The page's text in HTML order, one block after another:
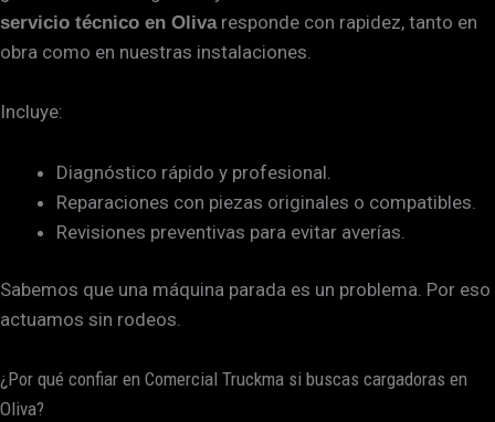
servicio técnico en Olivaresponde con rapidez, tanto en
obra como en nuestras instalaciones.
Incluye:
Diagnóstico rápido y profesional.
Reparaciones con piezas originales o compatibles.
Revisiones preventivas para evitar averías.
Sabemos que una máquina parada es un problema. Por eso
actuamos sin rodeos.
¿Por qué confiar en Comercial Truckma si buscas cargadoras en
Oliva?